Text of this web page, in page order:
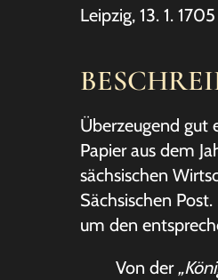
Leipzig, 13. 1. 1705
Überzeugend gut
Papier aus dem
sächsischen
Sächsischen
um den
Von der